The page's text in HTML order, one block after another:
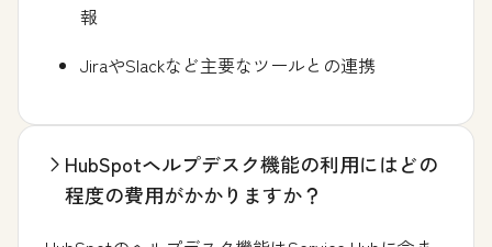
報
JiraやSlackなど主要なツールとの連携
HubSpotヘルプデスク機能の利用にはどの
程度の費用がかかりますか？